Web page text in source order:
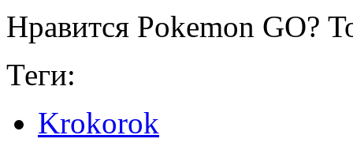
Нравится Pokemon GO?
Теги:
Krokorok